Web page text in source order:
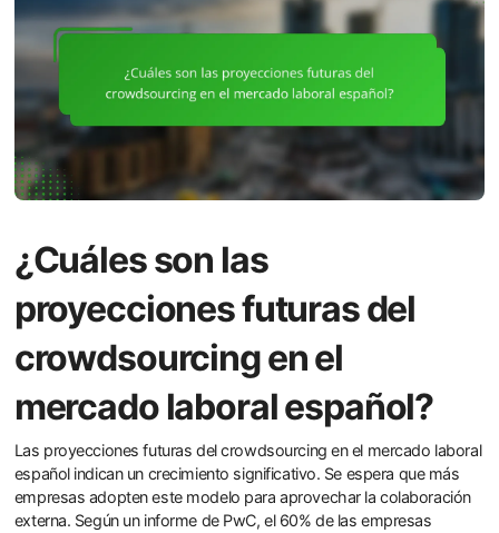
¿Cuáles son las
proyecciones futuras del
crowdsourcing en el
mercado laboral español?
Las proyecciones futuras del crowdsourcing en el mercado laboral
español indican un crecimiento significativo. Se espera que más
empresas adopten este modelo para aprovechar la colaboración
externa. Según un informe de PwC, el 60% de las empresas